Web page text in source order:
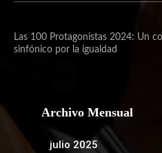
Las 100 Protagonistas 2024: Un
sinfónico por la igualdad
Archivo Mensual
julio 2025